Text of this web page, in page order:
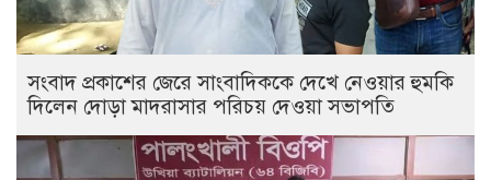
সংবাদ প্রকাশের জেরে সাংবাদিককে দেখে নেওয়ার হুমকি
দিলেন দোড়া মাদরাসার পরিচয় দেওয়া সভাপতি